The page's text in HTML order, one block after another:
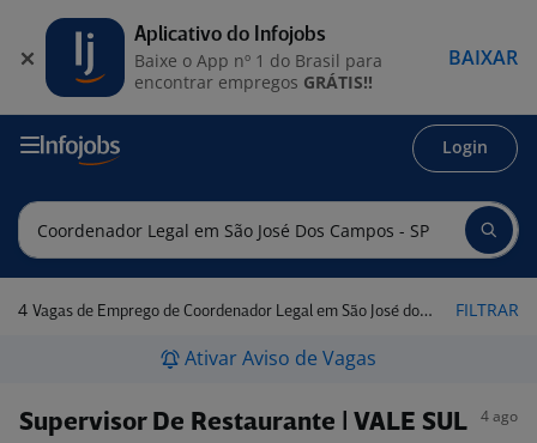
Login
4 Vagas de Emprego de Coordenador Legal em São José dos Campos - SP FILTRAR
Ativar Aviso de Vagas
Supervisor De Restaurante | VALE SUL
4 ago
Aplicativo do Infojobs
Baixe o App nº 1 do Brasil para
encontrar empregos GRÁTIS!!
BAIXAR